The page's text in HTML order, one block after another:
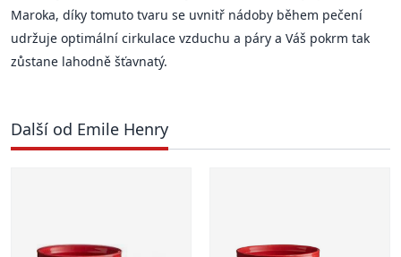
Maroka, díky tomuto tvaru se uvnitř nádoby během pečení
udržuje optimální cirkulace vzduchu a páry a Váš pokrm tak
zůstane lahodně šťavnatý.
Další od Emile Henry